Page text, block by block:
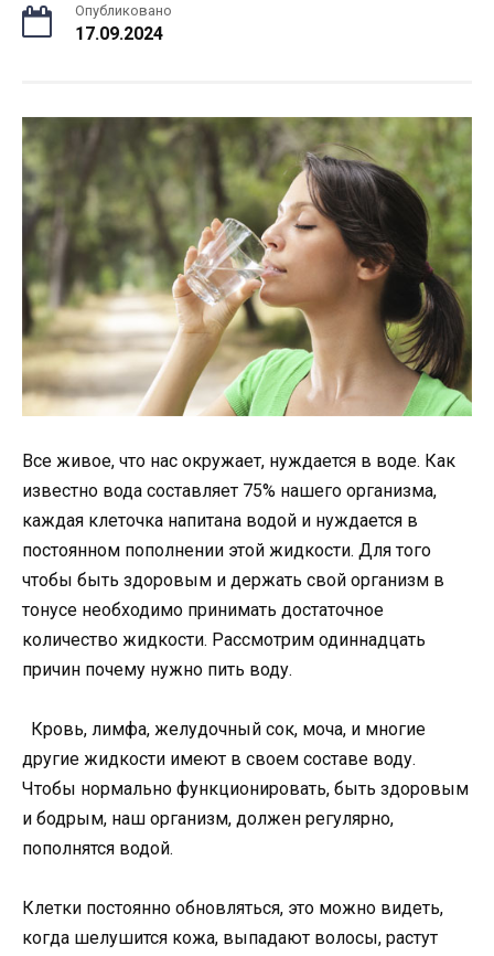
Опубликовано
17.09.2024
Все живое, что нас окружает, нуждается в воде. Как
известно вода составляет 75% нашего организма,
каждая клеточка напитана водой и нуждается в
постоянном пополнении этой жидкости. Для того
чтобы быть здоровым и держать свой организм в
тонусе необходимо принимать достаточное
количество жидкости. Рассмотрим одиннадцать
причин почему нужно пить воду.
Кровь, лимфа, желудочный сок, моча, и многие
другие жидкости имеют в своем составе воду.
Чтобы нормально функционировать, быть здоровым
и бодрым, наш организм, должен регулярно,
пополнятся водой.
Клетки постоянно обновляться, это можно видеть,
когда шелушится кожа, выпадают волосы, растут